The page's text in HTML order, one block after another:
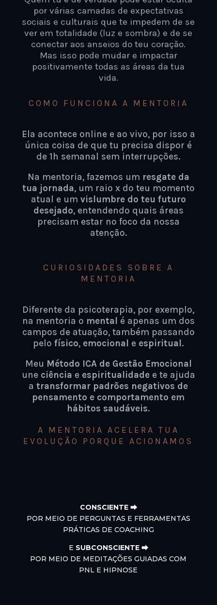
por várias camadas de expectativas
sociais e culturais que te impedem de se
ver em totalidade (luz e sombra) e de se
conectar aos anseios do teu coração.
Mas isso pode mudar e impactar
positivamente todas as áreas da tua
vida.
COMO FUNCIONA A MENTORIA
Ela acontece online e ao vivo, por isso a
única coisa de que tu precisa dispor é
de 1h semanal sem interrupções.
Na mentoria, fazemos um resgate da
tua jornada, um raio x do teu momento
atual e um vislumbre do teu futuro
desejado, entendendo quais áreas
precisam estar no foco da nossa
atenção.
CURIOSIDADES SOBRE A
MENTORIA
Diferente da psicoterapia, por exemplo,
na mentoria o mental é apenas um dos
campos de atuação, também passando
pelofísico, emocional e espiritual .
Meu Método ICA de Gestão Emocional
une ciência e espiritualidadee te ajuda
a transformar padrões negativos de
pensamento e comportamento em
hábitos saudáveis.
A MENTORIA ACELERA TUA
EVOLUÇÃO PORQUE ACIONAMOS
CONSCIENTE ⮕
POR MEIO DE PERGUNTAS E FERRAMENTAS
PRÁTICAS DE COACHING
E SUBCONSCIENTE ⮕
POR MEIO DE MEDITAÇÕES GUIADAS COM
PNL E HIPNOSE